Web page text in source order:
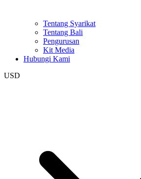
Tentang Syarikat
Tentang Bali
Pengurusan
Kit Media
Hubungi Kami
USD